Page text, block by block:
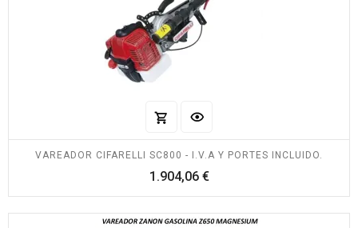
VAREADOR CIFARELLI SC800 - I.V.A Y PORTES INCLUIDO.
1.904,06 €Precio